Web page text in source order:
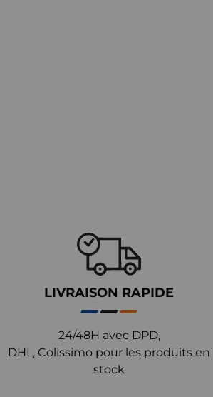
LIVRAISON RAPIDE
24/48H avec DPD,
DHL, Colissimo pour les produits en
stock